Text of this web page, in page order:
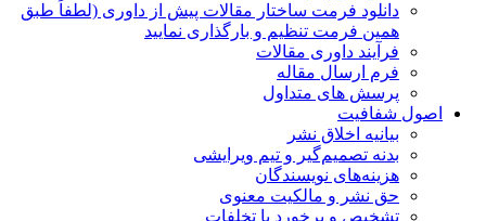
دانلود فرمت ساختار مقالات پیش از داوری (لطفاً طبق
همین فرمت تنظیم و بارگذاری نمایید
فرآیند داوری مقالات
فرم ارسال مقاله
پرسش های متداول
اصول شفافیت
بیانیه اخلاق نشر
بدنه تصمیم‌گیر و تیم ویرایشی
هزینه‌های نویسندگان
حق نشر و مالکیت معنوی
تشخیص و برخورد با تخلفات